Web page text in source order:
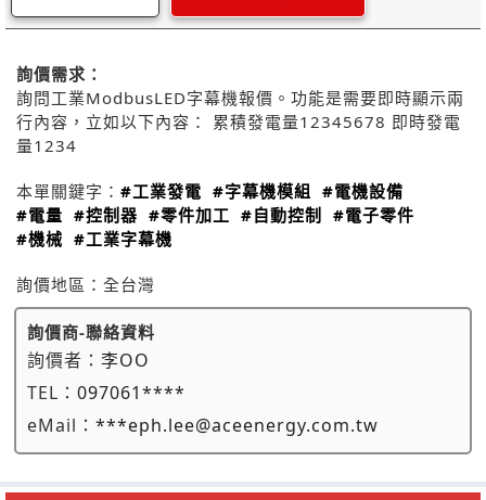
詢價需求：
詢問工業ModbusLED字幕機報價。功能是需要即時顯示兩
行內容，立如以下內容： 累積發電量12345678 即時發電
量1234
本單關鍵字： #工業發電 #字幕機模組 #電機設備
#電量 #控制器 #零件加工 #自動控制
#電子零件
#機械 #工業字幕機
詢價地區： 全台灣
詢價商-聯絡資料
詢價者： 李OO
TEL： 097061****
eMail： ***eph.lee@aceenergy.com.tw